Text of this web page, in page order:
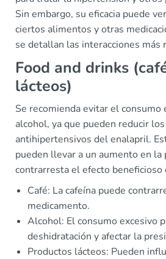
Sin embargo, su eficacia puede
ciertos alimentos y otras
se detallan las interacciones más
Food and drinks
lácteos)
Se recomienda evitar el consumo
alcohol, ya que pueden reducir
antihipertensivos del enalapril.
pueden llevar a un aumento en
contrarresta el efecto beneficioso
Café: La cafeína puede
medicamento.
Alcohol: El consumo excesivo
deshidratación y afectar la
Productos lácteos: Pueden